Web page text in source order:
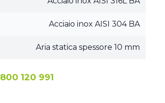
Acciaio inox AISI 304 BA
Aria statica spessore 10 mm
800 120 991